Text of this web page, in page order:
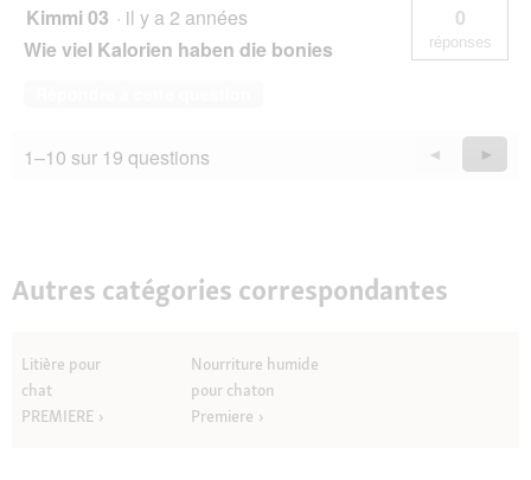
Kimmi 03 · il y a 2 années
Wie viel Kalorien haben die bonies
0
réponses
1–10 sur 19 questions
Précédent
Questions
◄ ►
Autres catégories correspondantes
Litière pour
chat
PREMIERE
Nourriture humide
pour chaton
Premiere